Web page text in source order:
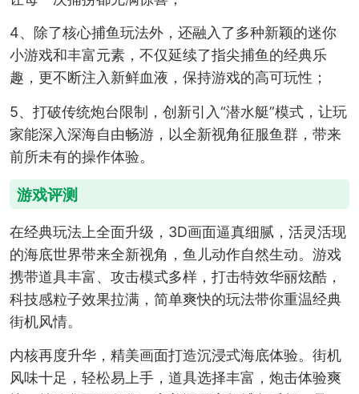
4、除了核心捕鱼玩法外，还融入了多种新颖的迷你
小游戏和丰富元素，不仅延续了指尖捕鱼的经典乐
趣，更不断注入新鲜血液，保持游戏的高可玩性；
5、打破传统炮台限制，创新引入“潜水艇”模式，让玩
家能深入深海自由畅游，以全新视角征服鱼群，带来
前所未有的操作体验。
游戏评测
在经典玩法上全面升级，3D画面逼真细腻，活灵活现
的海底世界带来全新视角，鱼儿动作自然生动。游戏
携带道具丰富、攻击模式多样，打击特效华丽炫酷，
科技感粒子效果拉满，简单爽快的玩法带你重温经典
街机风情。
内核再度升华，精美画面打造沉浸式海底体验。街机
风味十足，轻松易上手，道具选择丰富，炮击体验爽